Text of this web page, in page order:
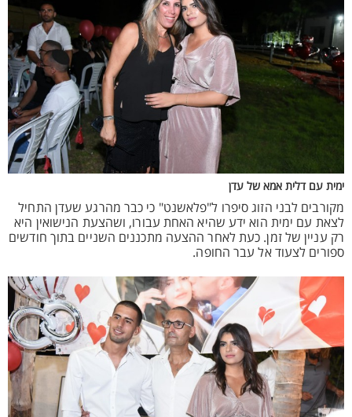
ימית עם דלית אמא של עדן
מקורבים לבני הזוג סיפרו ל"פלאשנט" כי כבר מהרגע שעדן התחיל
לצאת עם ימית הוא ידע שהיא האחת עבורו, ושהצעת הנישואין היא
רק עניין של זמן. כעת לאחר ההצעה מתכננים השניים בתוך חודשים
ספורים לצעוד אל עבר החופה.